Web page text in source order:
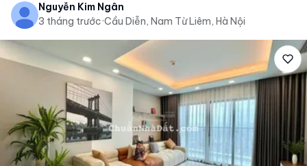
Nguyễn Kim Ngân
3 tháng trước·Cầu Diễn, Nam Từ Liêm, Hà Nội